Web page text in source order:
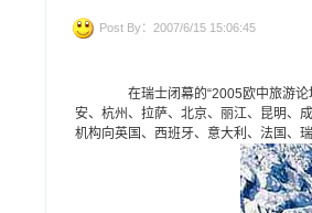
Post By：2007/6/15 15:06:45
在瑞士闭幕的“2005欧中旅游论
安、杭州、拉萨、北京、丽江、昆明、
机构向英国、西班牙、意大利、法国、